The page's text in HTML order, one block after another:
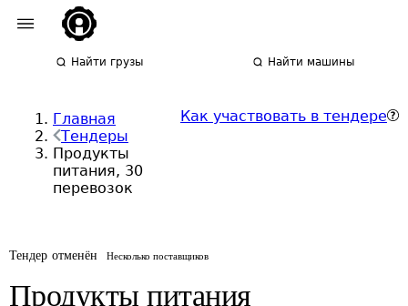
Найти грузы Найти машины
Главная
Тендеры
Продукты
питания, 30
перевозок
Как участвовать в тендере
Тендер отменён Несколько поставщиков
Продукты питания